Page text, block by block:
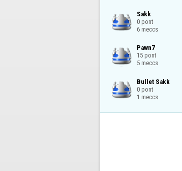
Sakk
0 pont
6 meccs
Pawn7
15 pont
5 meccs
Bullet Sakk
0 pont
1 meccs